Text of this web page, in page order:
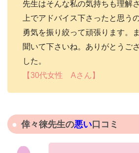
先生はそんな私の気持ちも理解
上でアドバイス下さったと思うの
勇気を振り絞って頑張ります。
聞いて下さいね。ありがとうご
した。
【30代女性 Aさん】
倖々徠先生の悪い口コミ